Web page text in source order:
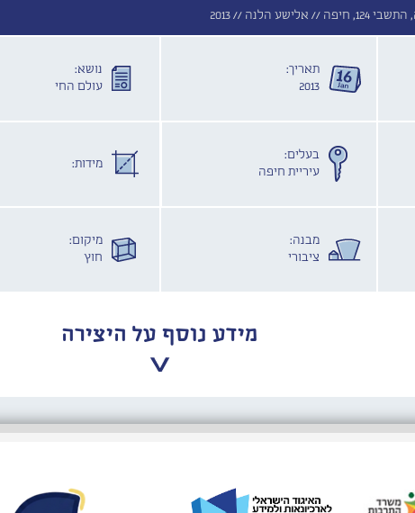
חיפה // אלישע הלנה //2013
תאריך:
2013
נושא:
עולם החי
בעלים:
עיריית חיפה
מידות:
מבנה:
ציבורי
מיקום:
חוץ
מידע נוסף על היצירה